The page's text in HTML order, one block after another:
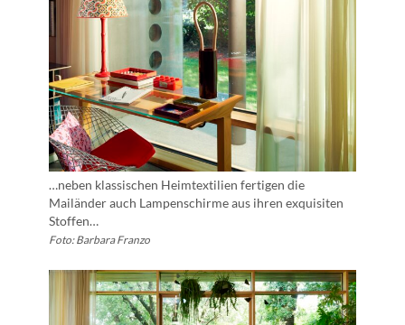
…neben klassischen Heimtextilien fertigen die
Mailänder auch Lampenschirme aus ihren exquisiten
Stoffen…
Foto: Barbara Franzo